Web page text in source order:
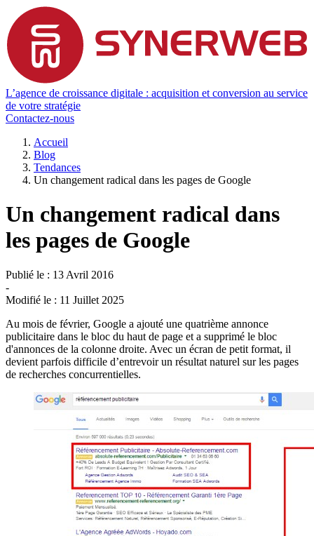
L’agence de croissance digitale : acquisition et conversion au service
de votre stratégie
Contactez-nous
Accueil
Blog
Tendances
Un changement radical dans les pages de Google
Un changement radical dans
les pages de Google
Publié le : 13 Avril 2016
-
Modifié le : 11 Juillet 2025
Au mois de février, Google a ajouté une quatrième annonce
publicitaire dans le bloc du haut de page et a supprimé le bloc
d'annonces de la colonne droite. Avec un écran de petit format, il
devient parfois difficile d’entrevoir un résultat naturel sur les pages
de recherches concurrentielles.